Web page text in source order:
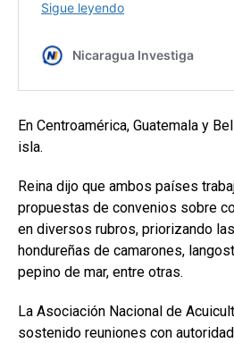
En Centroamérica, Guatemala y
isla.
Reina dijo que ambos países
propuestas de convenios sobre
en diversos rubros, priorizando
hondureñas de camarones,
pepino de mar, entre otras.
La Asociación Nacional de
sostenido reuniones con